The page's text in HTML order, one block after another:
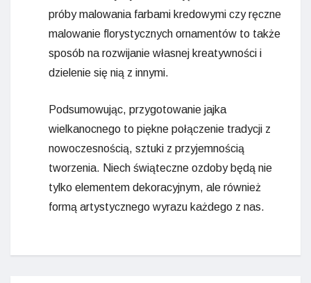
próby malowania farbami kredowymi czy ręczne
malowanie florystycznych ornamentów to także
sposób na rozwijanie własnej kreatywności i
dzielenie się nią z innymi.
Podsumowując, przygotowanie jajka
wielkanocnego to piękne połączenie tradycji z
nowoczesnością, sztuki z przyjemnością
tworzenia. Niech świąteczne ozdoby będą nie
tylko elementem dekoracyjnym, ale również
formą artystycznego wyrazu każdego z nas.